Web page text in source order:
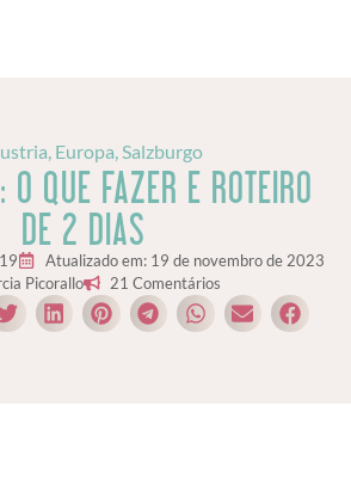
Europa Salzburgo
O QUE FAZER E ROTEIRO
DE 2 DIAS
Atualizado em: 19 de novembro de 2023
Picorallo
21 Comentários